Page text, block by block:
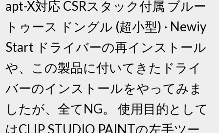
apt-X対応 CSRスタック付属 ブルー
トゥース ドングル (超小型) · Newiy
Start ドライバーの再インストール
や、この製品に付いてきたドライ
バーのインストールをやってみま
したが、全てNG。 使用目的として
はCLIP STUDIO PAINTの左手ツー